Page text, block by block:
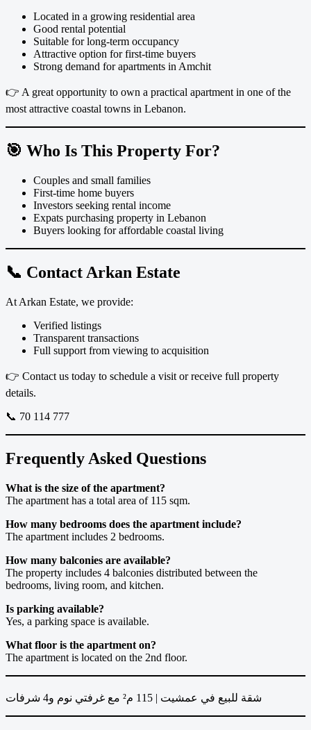
Located in a growing residential area
Good rental potential
Suitable for long-term occupancy
Attractive option for first-time buyers
Strong demand for apartments in Amchit
👉 A great opportunity to own a practical apartment in one of the
most attractive coastal towns in Lebanon.
🎯 Who Is This Property For?
Couples and small families
First-time home buyers
Investors seeking rental income
Expats purchasing property in Lebanon
Buyers looking for affordable coastal living
📞 Contact Arkan Estate
At Arkan Estate, we provide:
Verified listings
Transparent transactions
Full support from viewing to acquisition
👉 Contact us today to schedule a visit or receive full property
details.
📞 70 114 777
Frequently Asked Questions
What is the size of the apartment?
The apartment has a total area of 115 sqm.
How many bedrooms does the apartment include?
The apartment includes 2 bedrooms.
How many balconies are available?
The property includes 4 balconies distributed between the
bedrooms, living room, and kitchen.
Is parking available?
Yes, a parking space is available.
What floor is the apartment on?
The apartment is located on the 2nd floor.
شقة للبيع في عمشيت | 115 م² مع غرفتي نوم و4 شرفات